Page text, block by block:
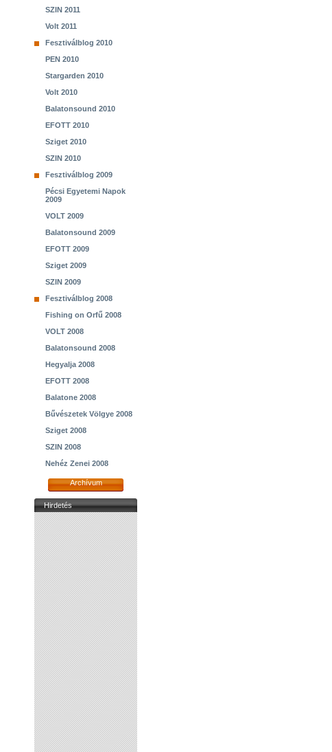
SZIN 2011
Volt 2011
Fesztiválblog 2010
PEN 2010
Stargarden 2010
Volt 2010
Balatonsound 2010
EFOTT 2010
Sziget 2010
SZIN 2010
Fesztiválblog 2009
Pécsi Egyetemi Napok
2009
VOLT 2009
Balatonsound 2009
EFOTT 2009
Sziget 2009
SZIN 2009
Fesztiválblog 2008
Fishing on Orfű 2008
VOLT 2008
Balatonsound 2008
Hegyalja 2008
EFOTT 2008
Balatone 2008
Bűvészetek Völgye 2008
Sziget 2008
SZIN 2008
Nehéz Zenei 2008
Archívum
Hirdetés